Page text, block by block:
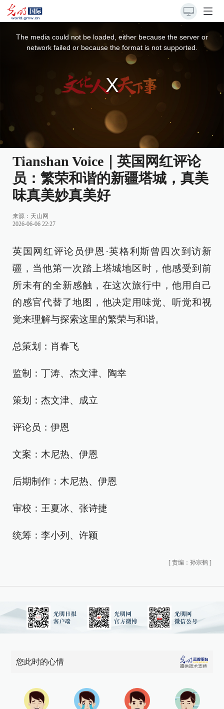
The media could not be loaded, either because the server or
network failed or because the format is not supported.
Tianshan Voice｜英国网红评论
员：繁荣和谐的新疆塔城，真美
味真美妙真美好
来源： 天山网
2026-06-06 22:27
英国网红评论员伊恩·英格利斯曾四次到访新
疆，当他第一次踏上塔城地区时，他感受到前
所未有的全新感触，在这次旅行中，他用自己
的感官代替了地图，他决定用味觉、听觉和视
觉来理解与探索这里的繁荣与和谐。
总策划：肖春飞
监制：丁涛、杰文津、陶幸
策划：杰文津、成立
评论员：伊恩
文案：木尼热、伊恩
后期制作：木尼热、伊恩
审校：王夏冰、张诗捷
统筹：李小列、许颖
[ 责编：孙宗鹤 ]
您此时的心情